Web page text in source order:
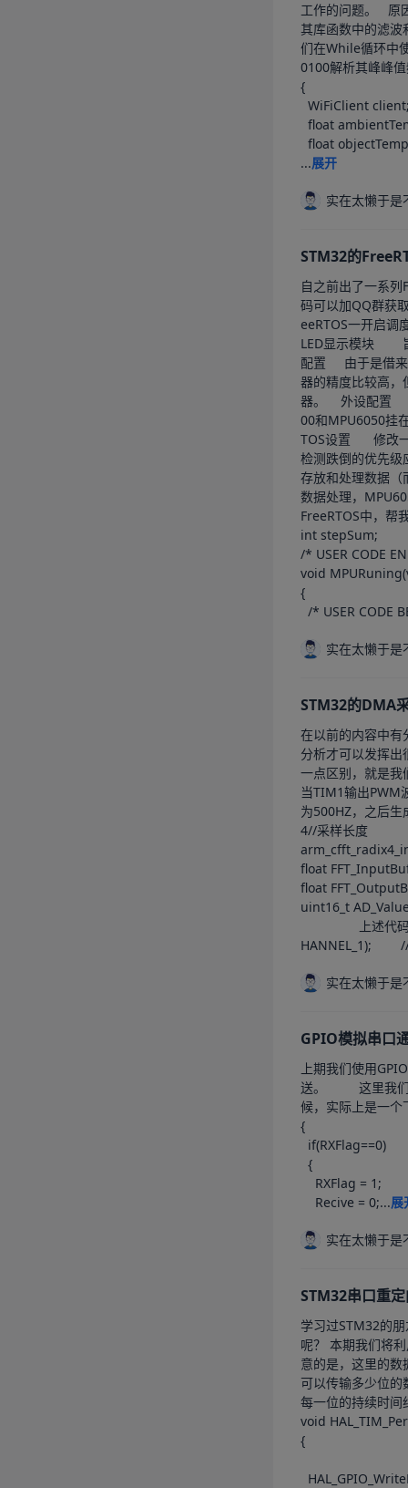
工作的问题。	原因分析	原因是MAX30100的update函数，其函数的目的读取传感器的数据，而传感器的数据曲线是一个和心率有关的曲线。		之后再利用
其库函数中的滤波和寻找心率算法，检测峰峰
们在While循环中
0100解析其峰峰值频率算法出现许多问
{
...展开
实在太懒于是
STM32的
自之前出了一系列
码可以加QQ群获取~~  656210280	本来这期内容上周就会发出来了，但是因为我
eeRTOS一开启调度就会死机，所以导致耽搁了几天
LED显示模块		旨在制作一款：检测心率，检测运动姿态，当运动加速度太大的时候（加速度超过跌倒阈值的时候发送警报）	程序大纲	CubeMX配置时钟
配置		由于是借来的核心板，因此高速时钟选择石英晶体振荡。		时钟源选择一个定时器，这里FreeRTOS不推荐使用系统滴答定时器，因为虽然系统滴答定时
器的精度比较高，
器。    外设配置		外设选择一个串口和两个硬件I2C，硬件I2C可以用于OLED，MAX30100以及MPU6050的通讯。	这里我将OLED挂在到I2C1上，MAX301
00和MPU6050挂
TOS设置		修改一下堆栈大小，防止等会分配任务的时候堆栈溢出。		创建一个任务作为MPU6050的数据采集，将这个任务的优先级设置为高优先级，因为
检测跌倒的优先级应该是最高的。		此外，还有MAX30100的数据处理任务，MPU
存放和处理数据（而不是在任务内利用临时变
数据处理，MPU6050异常处理以及OLED刷新显示。
FreeRTOS中，帮
int stepSum;
/* USER CODE
void
{
/* USER CODE
实在太懒于是
STM32的DMA
在以前的内容中有
分析才可以发挥出很强大的功能。	本期我们就来演示，利用DMA+ADC+FFT实现信
一点区别，就是我们把
当TIM1输出PWM波的时候，
为500HZ，之后生
4//采样长度
float
float
uint16_t
HANNEL_1);
实在太懒于是
GPIO模拟串口
上期我们使用GPIO模拟串口成
送。			这里我们定义两个变量来设置发送和接收的标记。		其次，由于起始位是一个低电平，空闲状态的串口总线是高电平，因此当我们收到消息的时
候，实际上是一个下降沿。	void
{
    Recive = 0;...
展
实在太懒于是
STM32串口重
学习过STM32的
呢？	本期我们将利用定时器来模拟串口通信。		首先我们要明白串口通信的帧格式，有一个低电平起始位，八个数据位（可选择校验位）+停止位组成。	需要注
意的是，这里的数据位从低到高！！！	通常，我们不会设置校验位，选择
可以传输多少位的数
每一位的持续时间约为104us.	因此在CubeMX中我们可以设置
void
{